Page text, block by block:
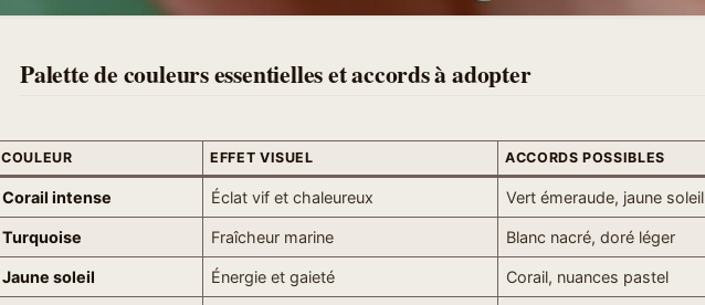
Palette de couleurs essentielles et accords à adopter
COULEUR EFFET VISUEL ACCORDS POSSIBLES
Corail intense Éclat vif et chaleureux Vert émeraude, jaune soleil
Turquoise Fraîcheur marine Blanc nacré, doré léger
Jaune soleil Énergie et gaieté Corail, nuances pastel